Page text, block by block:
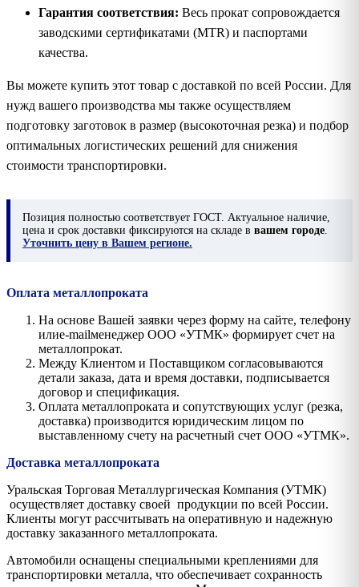
Гарантия соответствия: Весь прокат сопровождается
заводскими сертификатами (MTR) и паспортами
качества.
Вы можете купить этот товар с доставкой по всей России. Для
нужд вашего производства мы также осуществляем
подготовку заготовок в размер (высокоточная резка) и подбор
оптимальных логистических решений для снижения
стоимости транспортировки.
Позиция полностью соответствует ГОСТ. Актуальное наличие,
цена и срок доставки фиксируются на складе в вашем городе
Уточнить цену в Вашем регионе.
Оплата металлопроката
На основе Вашей заявки через форму на сайте, телефону
илиe-mailменеджер ООО «УТМК» формирует счет на
металлопрокат.
Между Клиентом и Поставщиком согласовываются
детали заказа, дата и время доставки, подписывается
договор и спецификация.
Оплата металлопроката и сопутствующих услуг (резка,
доставка) производится юридическим лицом по
выставленному счету на расчетный счет ООО «УТМК».
Доставка металлопроката
Уральская Торговая Металлургическая Компания (УТМК)
осуществляет доставку своей продукции по всей России.
Клиенты могут рассчитывать на оперативную и надежную
доставку заказанного металлопроката.
Автомобили оснащены специальными креплениями для
транспортировки металла, что обеспечивает сохранность